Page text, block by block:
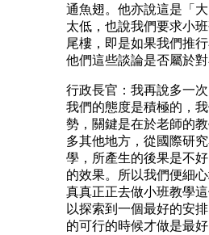
通魚翅。他亦說這是「
太低，也說我們要求小
尾樓，即是如果我們推
他們這些談論是否屬於
行政長官：我再說多一
我們的態度是積極的，
勢，關鍵是在於老師的
多其他地方，從國際研
學，所產生的後果是不
的效果。所以我們便細
真真正正去做小班教學
以探索到一個最好的安
的可行的時候才做是最